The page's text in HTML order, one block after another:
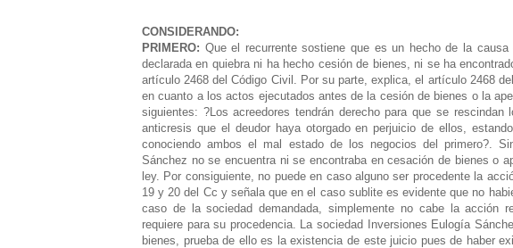
CONSIDERANDO:
PRIMERO: Que el recurrente sostiene que es un hecho de la
declarada en quiebra ni ha hecho cesión de bienes, ni se ha
artículo 2468 del Código Civil.
Por su parte, explica, el artículo 2468
en cuanto a los actos ejecutados antes de la cesión de bienes o la
siguientes: ?Los acreedores tendrán derecho para que se
anticresis que el deudor haya otorgado en perjuicio de ellos,
conociendo ambos el mal estado de los negocios del primero?.
Sánchez no se encuentra ni se encontraba en cesación de bienes o
ley. Por consiguiente, no puede en caso alguno ser procedente la
19 y 20 del Cc y señala que en el caso sublite es evidente que no
caso de la sociedad demandada, simplemente no cabe la acción
requiere para su procedencia. La sociedad Inversiones Eulogía
bienes, prueba de ello es la existencia de este juicio pues de haber